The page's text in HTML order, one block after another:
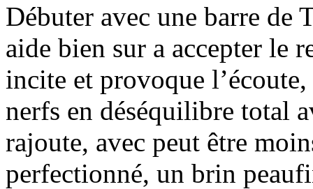
Débuter avec une barre de
aide bien sur a accepter le
incite et provoque
nerfs en déséquilibre total
rajoute, avec peut être
perfectionné, un brin